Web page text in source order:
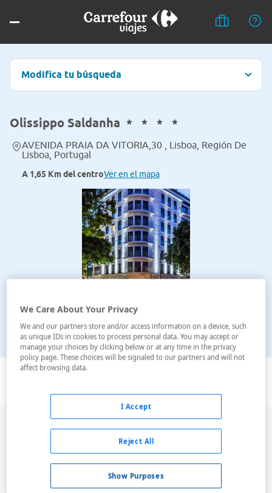
Modifica tu búsqueda
Olissippo Saldanha
AVENIDA PRAIA DA VITORIA,30 , Lisboa, Región De
Lisboa, Portugal
A 1,65 Km del centroVer en el mapa
Ver en el mapa
Este acogedor y moderno hotel está
convenientemente situado en el centro de Lisboa, a
sólo 300 metros de la estación de metro de Saldanha y
a diez minutos de la estación de metro Arroios, que
ofrece fácil acceso a todas partes de la ciudad. El
We Care About Your Privacy
We and our partners store and/or access information on a device, such
as unique IDs in cookies to process personal data. You may accept or
manage your choices by clicking below or at any time in the privacy
policy page. These choices will be signaled to our partners and will not
affect browsing data.
Show Purposes
Reject All
I Accept